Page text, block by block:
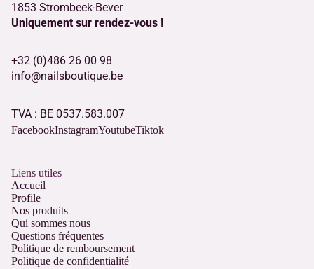
1853 Strombeek-Bever
Uniquement sur rendez-vous !
+32 (0)486 26 00 98
info@nailsboutique.be
TVA : BE 0537.583.007
FacebookInstagramYoutubeTiktok
Liens utiles
Accueil
Profile
Nos produits
Qui sommes nous
Questions fréquentes
Politique de remboursement
Politique de confidentialité